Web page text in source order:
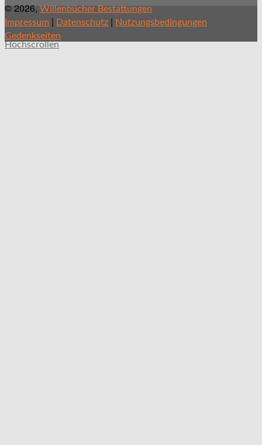
© 2026, Willenbücher Bestattungen
Impressum | Datenschutz | Nutzungsbedingungen
Gedenkseiten
Hochscrollen